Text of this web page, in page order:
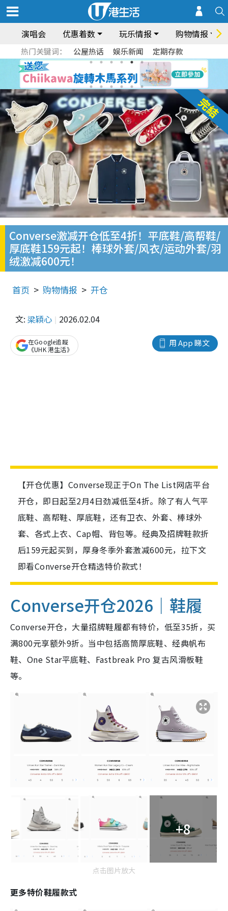
演唱会 优惠着数 玩乐情报 购物情报
热门关键词： 公屋热话 娱乐新闻 定期存款
Converse激减开仓低至4折！平底鞋/高帮鞋/
厚底鞋159元起！棒球外套/风衣/运动外套/羽
绒激减600元！
首页 购物情报 开仓
文: 梁穎心 2026.02.04
用 App 睇文
在Google追蹤
《UHK 港生活》
【开仓优惠】Converse现正于On The List网店平台
开仓，即日起至2月4日劲减低至4折。除了有人气平
底鞋、高帮鞋、厚底鞋，还有卫衣、外套、棒球外
套、各式上衣、Cap帽、背包等。经典及招牌鞋款折
后159元起买到，厚身冬季外套激减600元，拉下文
即看Converse开仓精选特价款式！
Converse开仓2026｜鞋履
Converse开仓，大量招牌鞋履都有特价，低至35折，买
满800元享额外9折。当中包括高筒厚底鞋、经典帆布
鞋、One Star平底鞋、Fastbreak Pro 复古风滑板鞋
等。
+8
点击图片放大
更多特价鞋履款式